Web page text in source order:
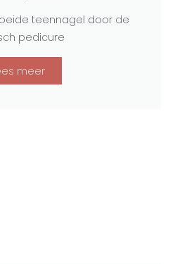
teennagel door de
pedicure
meer